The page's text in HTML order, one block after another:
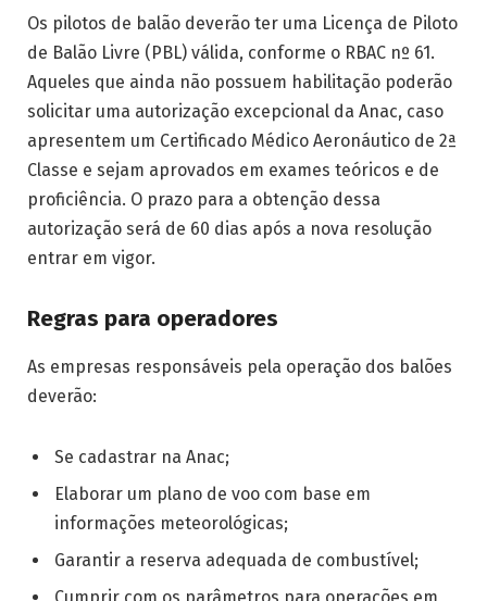
Os pilotos de balão deverão ter uma Licença de Piloto
de Balão Livre (PBL) válida, conforme o RBAC nº 61.
Aqueles que ainda não possuem habilitação poderão
solicitar uma autorização excepcional da Anac, caso
apresentem um Certificado Médico Aeronáutico de 2ª
Classe e sejam aprovados em exames teóricos e de
proficiência. O prazo para a obtenção dessa
autorização será de 60 dias após a nova resolução
entrar em vigor.
Regras para operadores
As empresas responsáveis pela operação dos balões
deverão:
Se cadastrar na Anac;
Elaborar um plano de voo com base em
informações meteorológicas;
Garantir a reserva adequada de combustível;
Cumprir com os parâmetros para operações em